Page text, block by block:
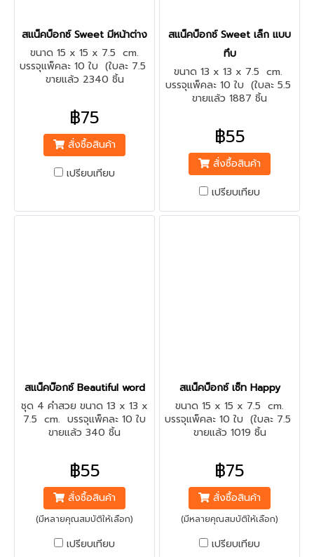
สแน็คบ็อกซ์ Sweet มีหน้าต่าง
ขนาด 15 x 15 x 7.5 cm.
บรรจุแพ็คละ 10 ใบ (ใบละ 7.5
บาท)
ขายแล้ว 2340 ชิ้น
฿75
สั่งซื้อสินค้า
เปรียบเทียบ
สแน็คบ็อกซ์ Sweet เล็ก แบบ
ทึบ
ขนาด 13 x 13 x 7.5 cm.
บรรจุแพ็คละ 10 ใบ (ใบละ 5.5
บาท)
ขายแล้ว 1887 ชิ้น
฿55
สั่งซื้อสินค้า
เปรียบเทียบ
สแน็คบ๊อกซ์ Beautiful word
ชุด 4 คำสวย ขนาด 13 x 13 x
7.5 cm. บรรจุแพ็คละ 10 ใบ
ขายแล้ว 340 ชิ้น
฿55
สั่งซื้อสินค้า
(มีหลายคุณสมบัติให้เลือก)
เปรียบเทียบ
สแน็คบ็อกซ์ เซ็ท Happy
ขนาด 15 x 15 x 7.5 cm.
บรรจุแพ็คละ 10 ใบ (ใบละ 7.5
บาท)
ขายแล้ว 1019 ชิ้น
฿75
สั่งซื้อสินค้า
(มีหลายคุณสมบัติให้เลือก)
เปรียบเทียบ